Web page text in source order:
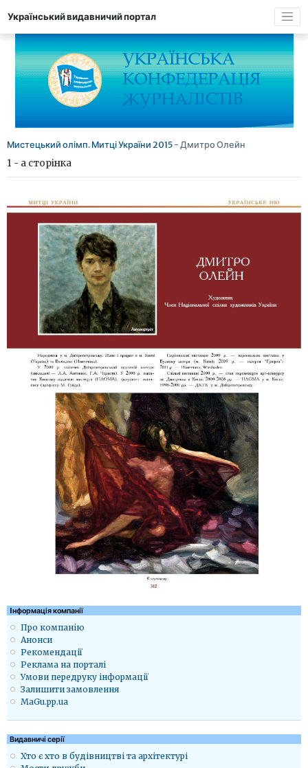
Український видавничий портал
Мистецький олімп. Митці України 2015- Дмитро Олейн
1 - а сторінка
Iнформація компанії
Про компанію
Анонси
Рекомендації
Реклама на порталі
Умови передруку інформації
Залишити замовлення
MaGu.pp.ua
Видавничі серії
Хто є хто в будівництві та архітектурі